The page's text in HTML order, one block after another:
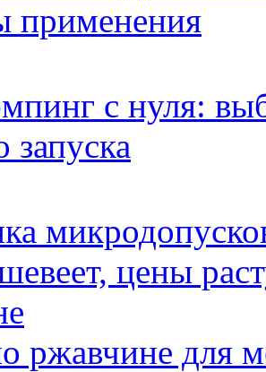
применения
с нуля:
запуска
цены
ржавчине для